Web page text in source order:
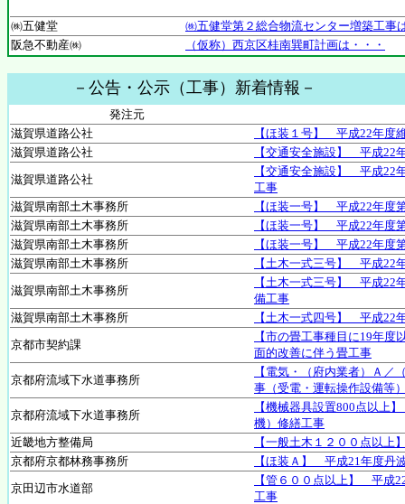
㈱五健堂
㈱五健堂第２総合物流センター増築工事
阪急不動産㈱
（仮称）西京区桂南巽町計画は・・・
－公告・公示（工事）新着情報－
発注元
滋賀県道路公社
【ほ装１号】 平成22年度
滋賀県道路公社
【交通安全施設】 平成22
滋賀県道路公社
【交通安全施設】 平成22
工事
滋賀県南部土木事務所
【ほ装一号】 平成22年度
滋賀県南部土木事務所
【ほ装一号】 平成22年度
滋賀県南部土木事務所
【ほ装一号】 平成22年度
滋賀県南部土木事務所
【土木一式三号】 平成22
滋賀県南部土木事務所
【土木一式三号】 平成22
備工事
滋賀県南部土木事務所
【土木一式四号】 平成22
京都市契約課
【市の畳工事種目に19年
面的改善に伴う畳工事
京都府流域下水道事務所
【電気・（府内業者）Ａ
事（受電・運転操作設備等
京都府流域下水道事務所
【機械器具設置800点以上
機）修繕工事
近畿地方整備局
【一般土木１２００点以
京都府京都林務事務所
【ほ装Ａ】 平成21年度丹
京田辺市水道部
【管６００点以上】 平成
工事